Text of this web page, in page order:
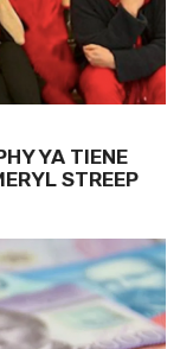
YA TIENE
STREEP